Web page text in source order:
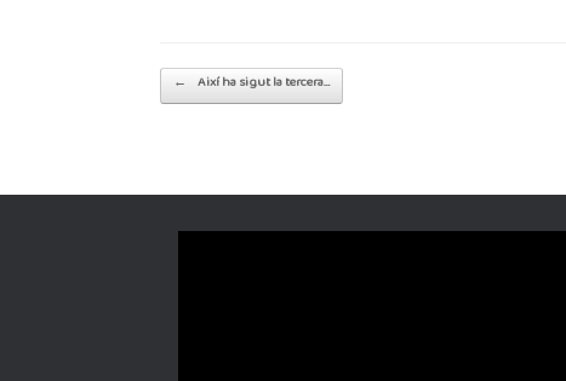
Post navigation
← Així ha sigut la tercera…
Reproductor